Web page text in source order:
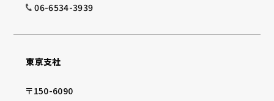
06-6534-3939
東京支社
〒150-6090